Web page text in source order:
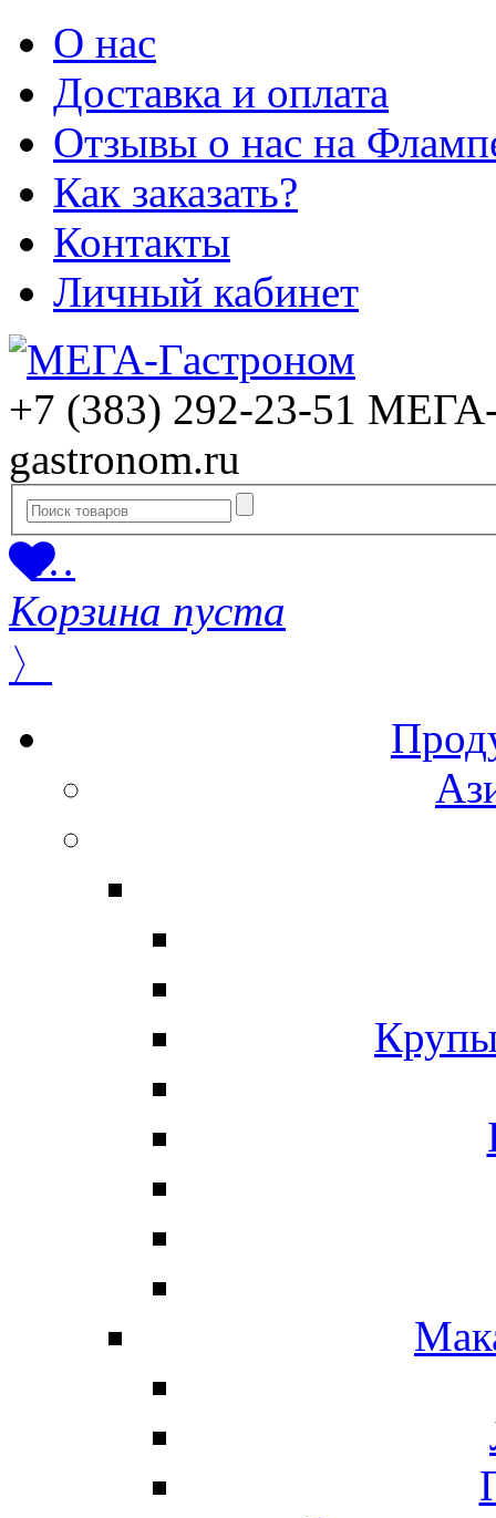
О нас
Доставка и оплата
Отзывы о нас на
Как заказать?
Контакты
Личный кабинет
+7 (383) 292-23-51 МЕГА-
gastronom.ru
…
Корзина пуста
〉